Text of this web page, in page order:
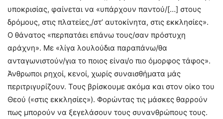
υποκρισίας, φαίνεται να «υπάρχουν παντού/[…] στους
δρόμους, στις πλατείες,/στ’ αυτοκίνητα, στις εκκλησίες».
Ο θάνατος «περπατάει επάνω τους/σαν πρόστυχη
αράχνη». Με «λίγα λουλούδια παραπάνω/θα
ανταγωνιστούν/για το ποιος είναι/ο πιο όμορφος τάφος».
Άνθρωποι ρηχοί, κενοί, χωρίς συναισθήματα μάς
περιτριγυρίζουν. Τους βρίσκουμε ακόμα και στον οίκο του
Θεού («στις εκκλησίες»). Φορώντας τις μάσκες θαρρούν
πως μπορούν να ξεγελάσουν τους συνανθρώπους τους.